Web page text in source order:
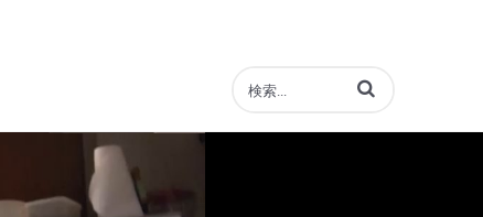
動画の検索語句を入力